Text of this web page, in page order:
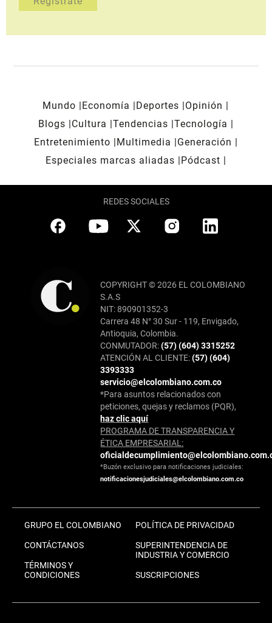
Mundo Economía Deportes
Opinión
Blogs
Cultura Tendencias Tecnología
Entretenimiento
Multimedia
Generación
Especiales marcas aliadas
Pódcast
REDES SOCIALES
COPYRIGHT © 2026 EL COLOMBIANO
S.A.S
NIT: 890901352-3
Carrera 48 N° 30 Sur - 119, Envigado,
Antioquia, Colombia.
CONMUTADOR:(57) (604) 3315252
ATENCIÓN AL CLIENTE:(57) (604)
3393333
servicio@elcolombiano.com.co
*Para asuntos relacionados con
peticiones, quejas y reclamos (PQR),
haz clic aquí
PROGRAMA DE TRANSPARENCIA Y
ÉTICA EMPRESARIAL:
*Buzón exclusivo para notificaciones judiciales:
notificacionesjudiciales@elcolombiano.com.co
GRUPO EL COLOMBIANO
CONTÁCTANOS
TÉRMINOS Y
CONDICIONES
POLÍTICA DE PRIVACIDAD
SUPERINTENDENCIA DE
INDUSTRIA Y COMERCIO
SUSCRIPCIONES